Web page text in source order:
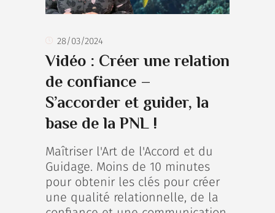
28/03/2024
Vidéo : Créer une relation
de confiance –
S’accorder et guider, la
base de la PNL !
Maîtriser l'Art de l'Accord et du
Guidage. Moins de 10 minutes
pour obtenir les clés pour créer
une qualité relationnelle, de la